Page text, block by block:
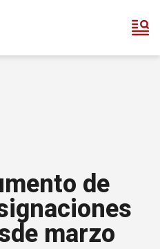
de
marzo